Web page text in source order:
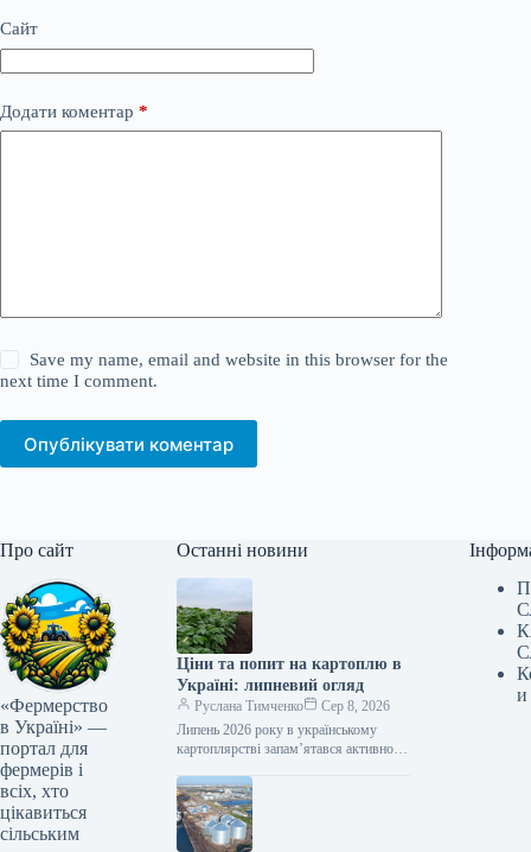
Сайт
Додати коментар *
Save my name, email and website in this browser for the
next time I comment.
Опублікувати коментар
Про сайт
«Фермерство
в Україні» —
портал для
фермерів і
всіх, хто
цікавиться
сільським
Останні новини
Ціни та попит на картоплю в
Україні: липневий огляд
Руслана Тимченко
Сер 8, 2026
Липень 2026 року в українському
картоплярстві запам’ятався активною
презентацією першого
загальнонаціонального дослідження
споживання картоплі, сезонним
зниженням…
и